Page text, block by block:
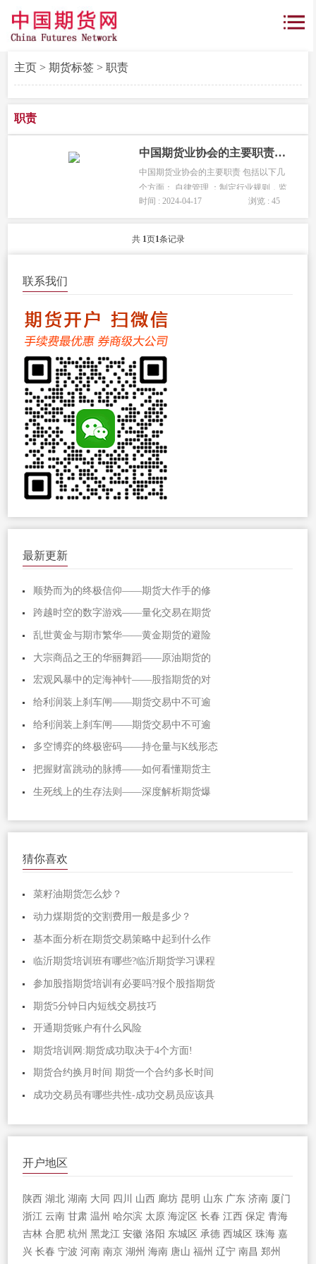
主页> 期货标签> 职责
职责
中国期货业协会的主要职责是什么？
中国期货业协会的主要职责 包括以下几
个方面： 自律管理 ：制定行业规则，监
督会员遵守。 教育培训 ：组织从业人员
期货市场，增强公众认知。 信息...
时间 : 2024-04-17 浏览 : 45
共 1页1条记录
联系我们
最新更新
顺势而为的终极信仰——期货大作手的修
跨越时空的数字游戏——量化交易在期货
乱世黄金与期市繁华——黄金期货的避险
大宗商品之王的华丽舞蹈——原油期货的
宏观风暴中的定海神针——股指期货的对
给利润装上刹车闸——期货交易中不可逾
给利润装上刹车闸——期货交易中不可逾
多空博弈的终极密码——持仓量与K线形态
把握财富跳动的脉搏——如何看懂期货主
生死线上的生存法则——深度解析期货爆
猜你喜欢
菜籽油期货怎么炒？
动力煤期货的交割费用一般是多少？
基本面分析在期货交易策略中起到什么作
临沂期货培训班有哪些?临沂期货学习课程
参加股指期货培训有必要吗?报个股指期货
期货5分钟日内短线交易技巧
开通期货账户有什么风险
期货培训网:期货成功取决于4个方面!
期货合约换月时间 期货一个合约多长时间
成功交易员有哪些共性-成功交易员应该具
开户地区
陕西 湖北 湖南 大同 四川 山西 廊坊 昆明 山东 广东 济南 厦门
浙江 云南 甘肃 温州 哈尔滨 太原 海淀区 长春 江西 保定 青海
吉林 合肥 杭州 黑龙江 安徽 洛阳 东城区 承德 西城区 珠海 嘉
兴 长春 宁波 河南 南京 湖州 海南 唐山 福州 辽宁 南昌 郑州